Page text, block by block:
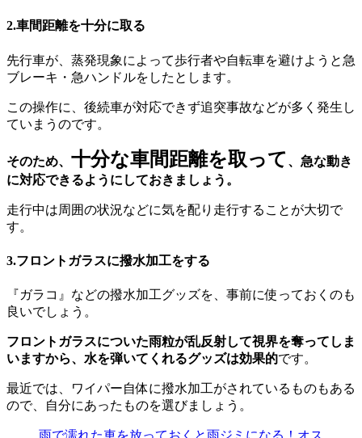
2.車間距離を十分に取る
先行車が、蒸発現象によって歩行者や自転車を避けようと急
ブレーキ・急ハンドルをしたとします。
この操作に、後続車が対応できず追突事故などが多く発生し
ていまうのです。
そのため、 十分な車間距離を取って 、急な動き
に対応できるようにしておきましょう。
走行中は周囲の状況などに気を配り走行することが大切で
す。
3.フロントガラスに撥水加工をする
『ガラコ』などの撥水加工グッズを、事前に使っておくのも
良いでしょう。
フロントガラスについた雨粒が乱反射して視界を奪ってしま
いますから、水を弾いてくれるグッズは効果的です。
最近では、ワイパー自体に撥水加工がされているものもある
ので、自分にあったものを選びましょう。